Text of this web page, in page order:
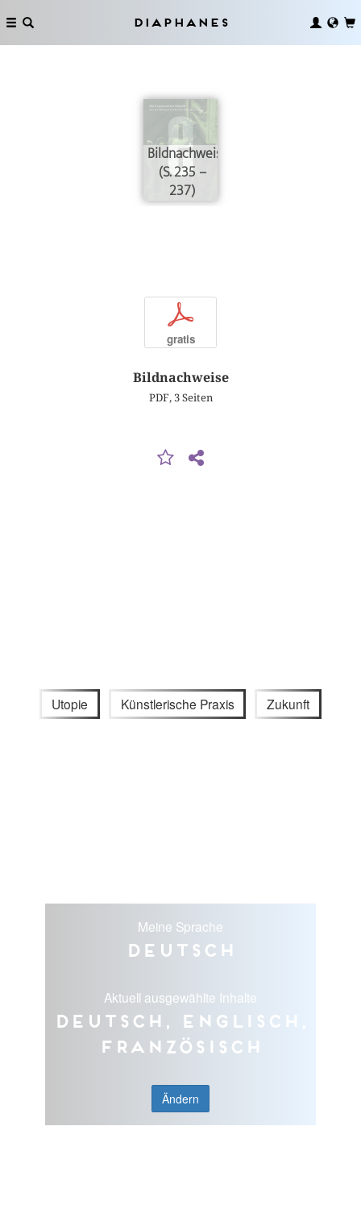
Diaphanes
Bildnachweise
(S. 235 –
237)
p
gratis
Bildnachweise
PDF, 3 Seiten
Utopie Künstlerische Praxis Zukunft
Meine Sprache
Deutsch
Aktuell ausgewählte Inhalte
Deutsch, Englisch,
Französisch
Ändern